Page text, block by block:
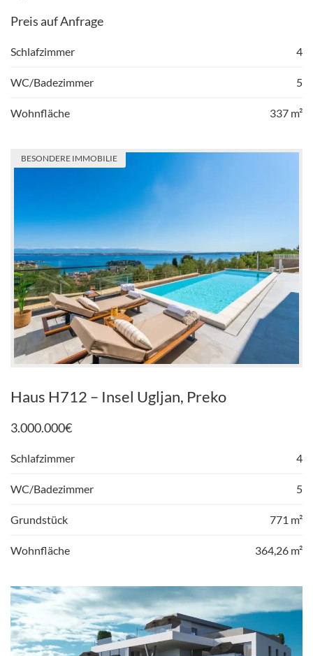
Preis auf Anfrage
Schlafzimmer 4
WC/Badezimmer 5
Wohnfläche 337 m²
BESONDERE IMMOBILIE
Haus H712 – Insel Ugljan, Preko
3.000.000€
Schlafzimmer 4
WC/Badezimmer 5
Grundstück 771 m²
Wohnfläche 364,26 m²